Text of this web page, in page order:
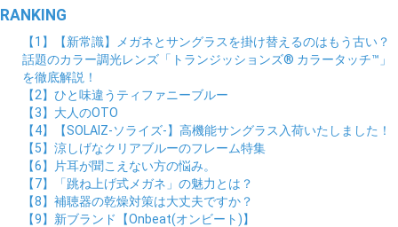
RANKING
【1】【新常識】メガネとサングラスを掛け替えるのはもう古い？
話題のカラー調光レンズ「トランジッションズ® カラータッチ™」
を徹底解説！
【2】ひと味違うティファニーブルー
【3】大人のOTO
【4】【SOLAIZ-ソライズ-】高機能サングラス入荷いたしました！
【5】涼しげなクリアブルーのフレーム特集
【6】片耳が聞こえない方の悩み。
【7】「跳ね上げ式メガネ」の魅力とは？
【8】補聴器の乾燥対策は大丈夫ですか？
【9】新ブランド【Onbeat(オンビート)】